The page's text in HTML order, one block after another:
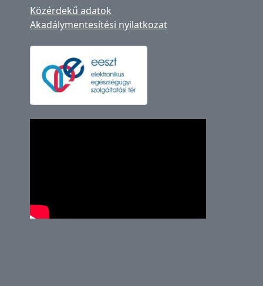
Közérdekű adatok
Akadálymentesítési nyilatkozat